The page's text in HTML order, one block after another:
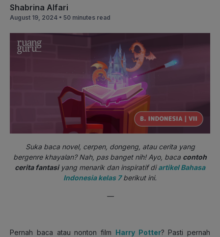
Shabrina Alfari
August 19, 2024 • 50 minutes read
Suka baca novel, cerpen, dongeng, atau cerita yang
bergenre khayalan? Nah, pas banget nih! Ayo, baca contoh
cerita fantasiyang menarik dan inspiratif diartikel Bahasa
Indonesia kelas 7berikut ini.
—
Pernah baca atau nonton film Harry Potter? Pasti pernah